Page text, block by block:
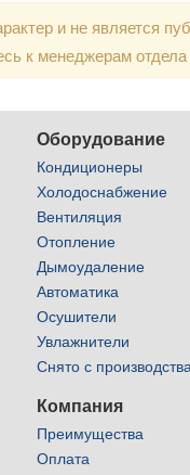
и не является
к менеджерам
Оборудование
Кондиционеры
Холодоснабжение
Вентиляция
Отопление
Дымоудаление
Автоматика
Осушители
Увлажнители
Снято с
Компания
Преимущества
Оплата